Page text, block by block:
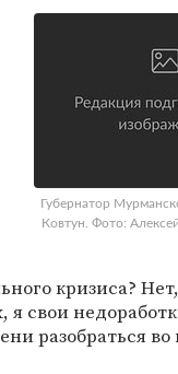
Губернатор
Ковтун. Фото:
кризиса?
я свои
разобраться во